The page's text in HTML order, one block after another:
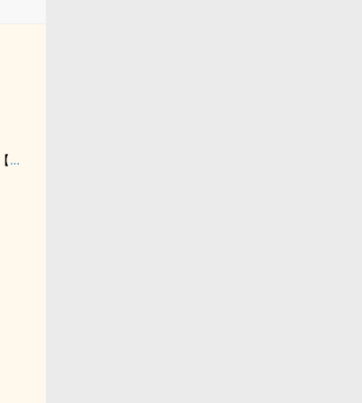
贵族学院万人嫌的训狗日常【NP】